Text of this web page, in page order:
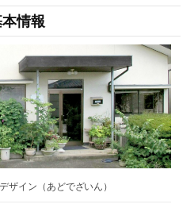
情報
ザイン（あどでざいん）